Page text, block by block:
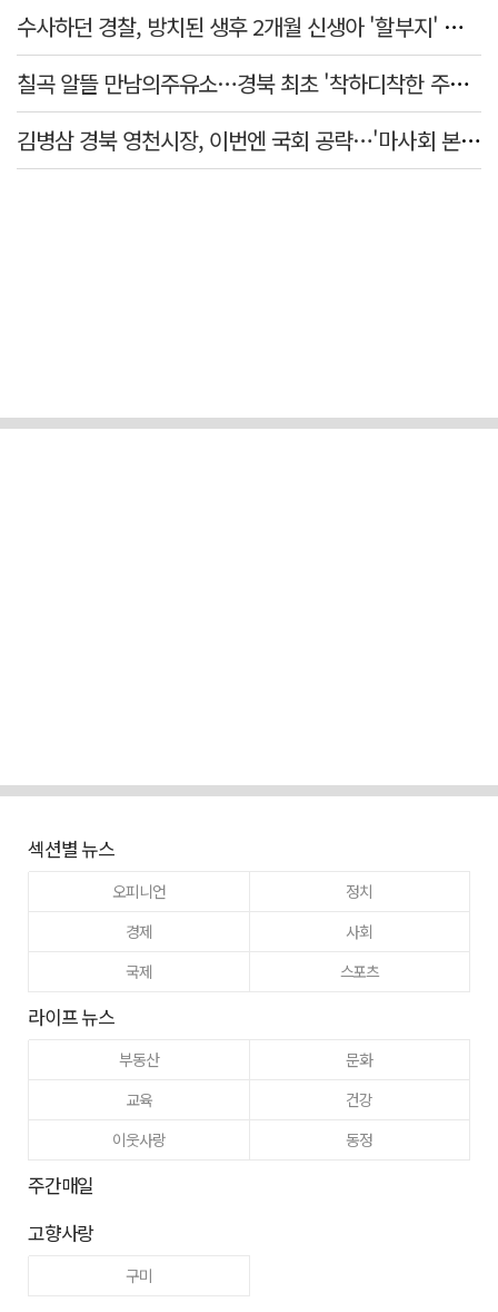
수사하던 경찰, 방치된 생후 2개월 신생아 '할부지' 된 사연은
칠곡 알뜰 만남의주유소…경북 최초 '착하디착한 주유소' 선정
김병삼 경북 영천시장, 이번엔 국회 공략…'마사회 본사 이전·광역교통망 확충' 요청
섹션별 뉴스
오피니언
정치
경제
사회
국제
스포츠
라이프 뉴스
부동산
문화
교육
건강
이웃사랑
동정
주간매일
고향사랑
구미